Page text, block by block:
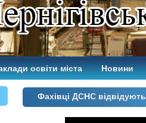
освіти міста Новини
Фахівці ДСНС